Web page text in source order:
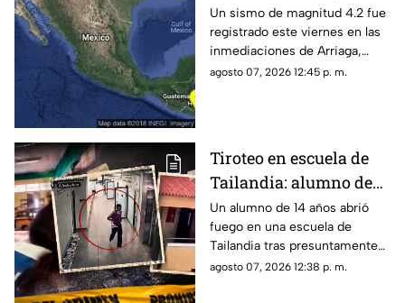
a Arriaga este viernes 7
de agosto
Un sismo de magnitud 4.2 fue
registrado este viernes en las
inmediaciones de Arriaga,
Chiapas, de acuerdo con el
agosto 07, 2026 12:45 p. m.
Tiroteo en escuela de
Tailandia: alumno de
14 años mata a cinco
profesores, a sus
abuelos y deja decenas
de heridos
Un alumno de 14 años abrió
fuego en una escuela de
Tailandia tras presuntamente
matar a sus abuelos. El ataque
agosto 07, 2026 12:38 p. m.